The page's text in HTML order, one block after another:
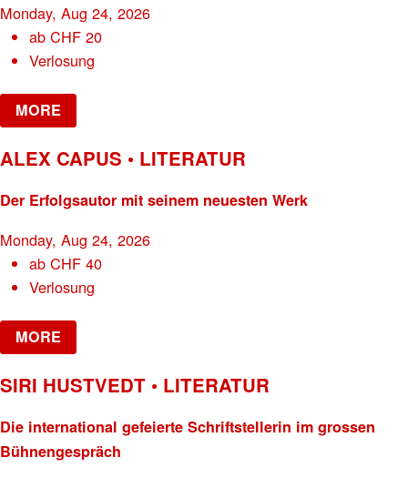
Monday, Aug 24, 2026
abCHF 20
Verlosung
MORE
ALEX CAPUS • LITERATUR
Der Erfolgsautor mit seinem neuesten Werk
Monday, Aug 24, 2026
abCHF 40
Verlosung
MORE
SIRI HUSTVEDT • LITERATUR
Die international gefeierte Schriftstellerin im grossen
Bühnengespräch